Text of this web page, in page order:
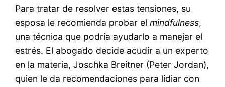
Para tratar de resolver estas tensiones, su
esposa le recomienda probar elmindfulness,
una técnica que podría ayudarlo a manejar el
estrés. El abogado decide acudir a un experto
en la materia, Joschka Breitner (Peter Jordan),
quien le da recomendaciones para lidiar con